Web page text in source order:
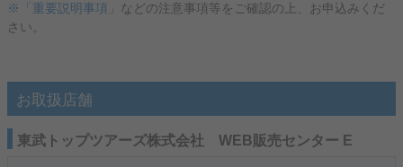
※「重要説明事項」 などの注意事項等をご確認の上、お申込みくだ
さい。
お取扱店舗
東武トップツアーズ株式会社 WEB販売センター E